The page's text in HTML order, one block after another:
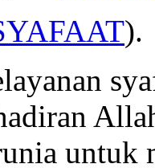
).
untuk